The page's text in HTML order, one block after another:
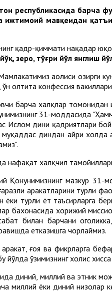
республикасида барча
ижтимоий мавқеидан
қадр-қиммати нақадар
зеро, тўғри йўл янглиш
аҳолиси ҳозирги
олтита конфессия
барча халқлар томонидан
31-моддасида
Ислом дини қадриятлари
диндан айри холда
халқчил
Қонунимизнинг мазкур
ҳаракатларини
ёки турли ёт таъсирларга
бахонасида хорижий
билан барчани
етказишга чорлаймиз.
ғоя ва фикрларга
йўлда ўзимизнинг холис
диний, миллий ва этник
миллий ёки диний низолар